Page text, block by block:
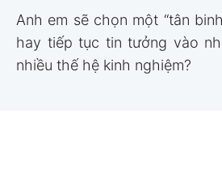
Anh em sẽ chọn một “tân
hay tiếp tục tin tưởng vào
nhiều thế hệ kinh nghiệm?